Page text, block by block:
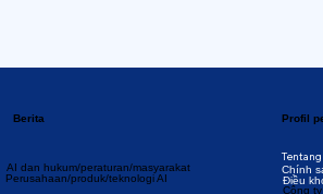
Berita
AI dan hukum/peraturan/masyarakat
Perusahaan/produk/teknologi AI
Profil
Chính
Điều
Công